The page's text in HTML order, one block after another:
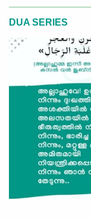
DUA SERIES